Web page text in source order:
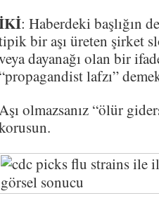
: Haberdeki başlığın
bir aşı üreten şirket
dayanağı olan bir
“propagandist lafzı”
olmazsanız “ölür